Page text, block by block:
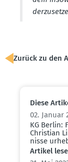
Zurück zu den
Diese
02. Januar
KG Berlin:
Christian
nisse
Artikel